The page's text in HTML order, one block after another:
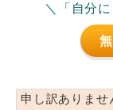
＼「自分
申し訳ありませ